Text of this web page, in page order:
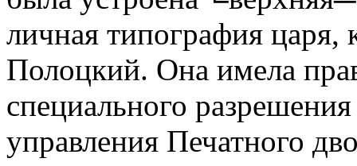
личная типография
Полоцкий. Она имела
специального
управления Печатного